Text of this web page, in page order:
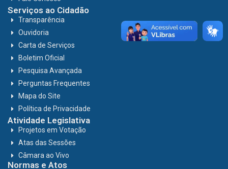
Serviços ao Cidadão
Transparência
Ouvidoria
Carta de Serviços
Boletim Oficial
Pesquisa Avançada
Perguntas Frequentes
Mapa do Site
Política de Privacidade
Atividade Legislativa
Projetos em Votação
Atas das Sessões
Câmara ao Vivo
Normas e Atos